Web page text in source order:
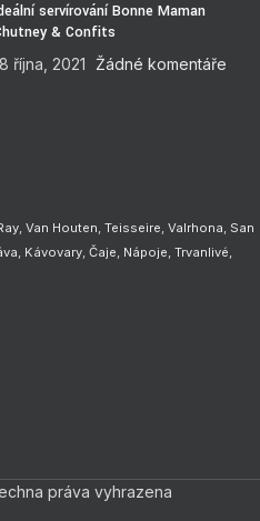
servírování Bonne Maman
& Confits
října, 2021 Žádné komentáře
, Van Houten, Teisseire, Valrhona, San
, Kávovary, Čaje, Nápoje, Trvanlivé,
práva vyhrazena